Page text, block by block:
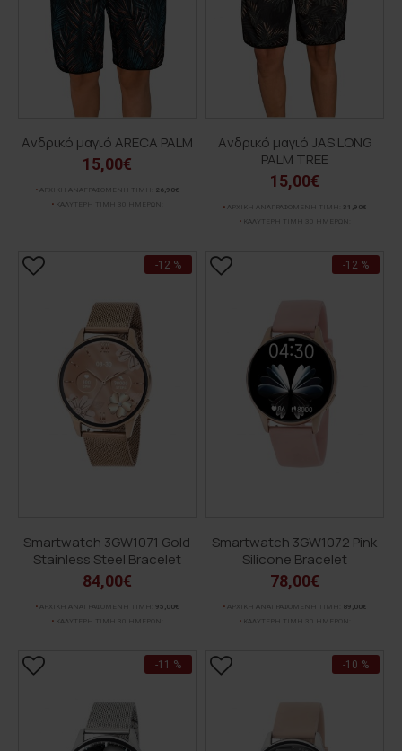
Aνδρικό μαγιό ARECA PALM
15,00€
ΑΡΧΙΚΗ ΑΝΑΓΡΑΦΟΜΕΝΗ ΤΙΜΗ:
26,90€
ΚΑΛΥΤΕΡΗ ΤΙΜΗ 30 ΗΜΕΡΩΝ:
Aνδρικό μαγιό JAS LONG
PALM TREE
15,00€
ΑΡΧΙΚΗ ΑΝΑΓΡΑΦΟΜΕΝΗ ΤΙΜΗ:
31,90€
ΚΑΛΥΤΕΡΗ ΤΙΜΗ 30 ΗΜΕΡΩΝ:
-12 %
Smartwatch 3GW1071 Gold
Stainless Steel Bracelet
84,00€
ΑΡΧΙΚΗ ΑΝΑΓΡΑΦΟΜΕΝΗ ΤΙΜΗ:
95,00€
ΚΑΛΥΤΕΡΗ ΤΙΜΗ 30 ΗΜΕΡΩΝ:
-12 %
Smartwatch 3GW1072 Pink
Silicone Bracelet
78,00€
ΑΡΧΙΚΗ ΑΝΑΓΡΑΦΟΜΕΝΗ ΤΙΜΗ:
89,00€
ΚΑΛΥΤΕΡΗ ΤΙΜΗ 30 ΗΜΕΡΩΝ:
-11 % -10 %